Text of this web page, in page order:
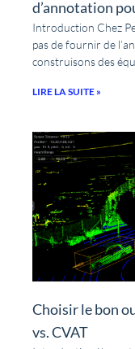
d’annotation
Introduction Chez
pas de fournir de
construisons des
LIRE LA SUITE »
Choisir le bon
vs. CVAT